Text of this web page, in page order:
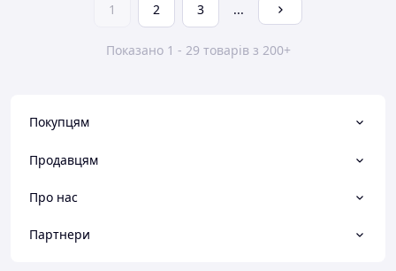
1 2 3 ...
Показано 1 - 29 товарів з 200+
Покупцям
Продавцям
Про нас
Партнери